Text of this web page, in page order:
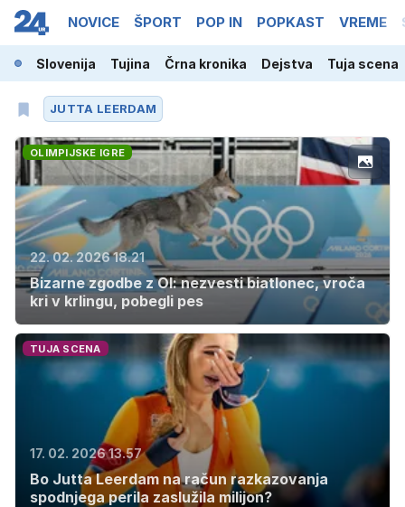
NOVICE ŠPORT POP IN POPKAST VREME
Slovenija Tujina Črna kronika Dejstva Tuja scena
JUTTA LEERDAM
OLIMPIJSKE IGRE
22. 02. 2026 18.21
Bizarne zgodbe z OI: nezvesti biatlonec, vroča
kri v krlingu, pobegli pes
TUJA SCENA
17. 02. 2026 13.57
Bo Jutta Leerdam na račun razkazovanja
spodnjega perila zaslužila milijon?